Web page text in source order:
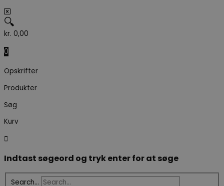
🔍
kr. 0,00
0
Opskrifter
Produkter
Søg
Kurv
Indtast søgeord og tryk enter for at søge
Search...